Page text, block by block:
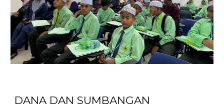
DANA DAN SUMBANGAN